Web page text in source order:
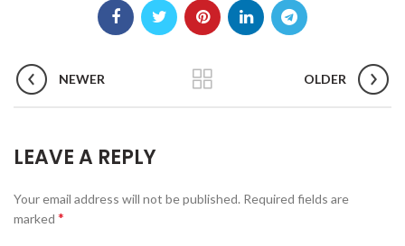
NEWER OLDER
LEAVE A REPLY
Your email address will not be published. Required fields are
marked *